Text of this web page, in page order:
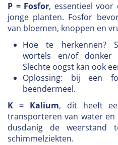
P = Fosfor, essentieel voor
jonge planten. Fosfor
van bloemen, knoppen en
Hoe te herkennen?
wortels en/of donker
Slechte oogst kan ook
Oplossing: bij een
beendermeel.
K = Kalium, dit heeft
transporteren van water
dusdanig de weerstand
schimmelziekten.